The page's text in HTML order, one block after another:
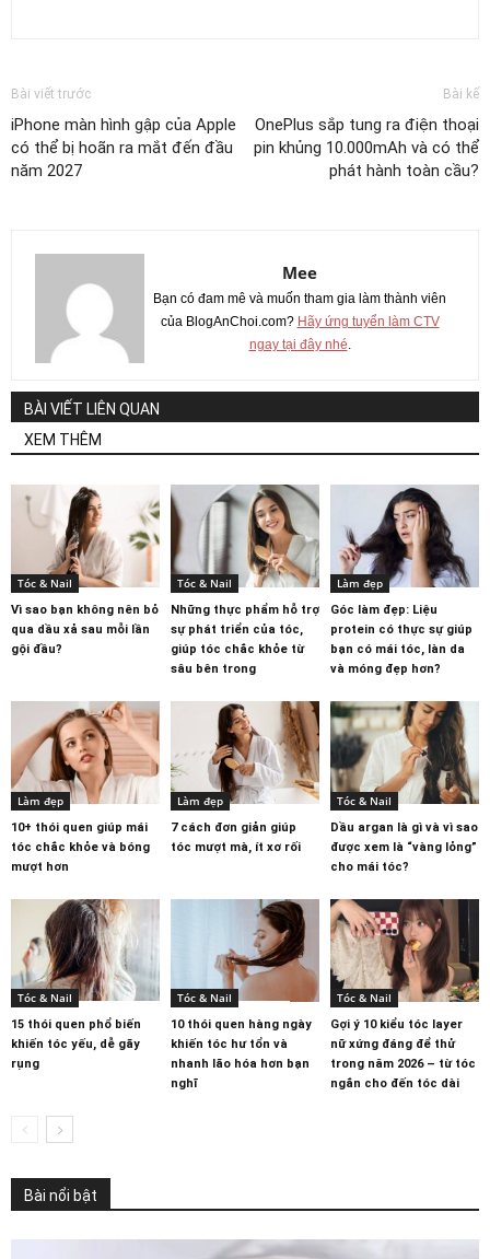
Bài viết trước
iPhone màn hình gập của Apple
có thể bị hoãn ra mắt đến đầu
năm 2027
Bài kế
OnePlus sắp tung ra điện thoại
pin khủng 10.000mAh và có thể
phát hành toàn cầu?
Mee
Bạn có đam mê và muốn tham gia làm thành viên
của BlogAnChoi.com? Hãy ứng tuyển làm CTV
ngay tại đây nhé
BÀI VIẾT LIÊN QUAN
XEM THÊM
Tóc & Nail
Vì sao bạn không nên bỏ
qua dầu xả sau mỗi lần
gội đầu?
Tóc & Nail
Những thực phẩm hỗ trợ
sự phát triển của tóc,
giúp tóc chắc khỏe từ
sâu bên trong
Làm đẹp
Góc làm đẹp: Liệu
protein có thực sự giúp
bạn có mái tóc, làn da
và móng đẹp hơn?
Làm đẹp
10+ thói quen giúp mái
tóc chắc khỏe và bóng
mượt hơn
Làm đẹp
7 cách đơn giản giúp
tóc mượt mà, ít xơ rối
Tóc & Nail
Dầu argan là gì và vì sao
được xem là “vàng lỏng”
cho mái tóc?
Tóc & Nail
15 thói quen phổ biến
khiến tóc yếu, dễ gãy
rụng
Tóc & Nail
10 thói quen hàng ngày
khiến tóc hư tổn và
nhanh lão hóa hơn bạn
nghĩ
Tóc & Nail
Gợi ý 10 kiểu tóc layer
nữ xứng đáng để thử
trong năm 2026 – từ tóc
ngắn cho đến tóc dài
Bài nổi bật